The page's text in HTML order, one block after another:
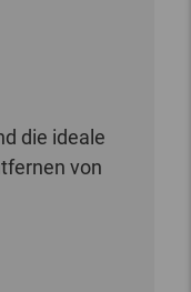
die ideale
von